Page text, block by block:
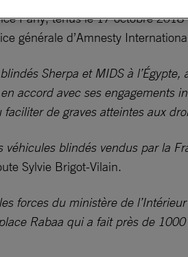
Parly, tenus le 17 octobre
générale d’Amnesty
Sherpa et MIDS à
accord avec ses engagements
de graves atteintes aux
blindés vendus par la
Sylvie Brigot-Vilain.
forces du ministère de
Rabaa qui a fait près de